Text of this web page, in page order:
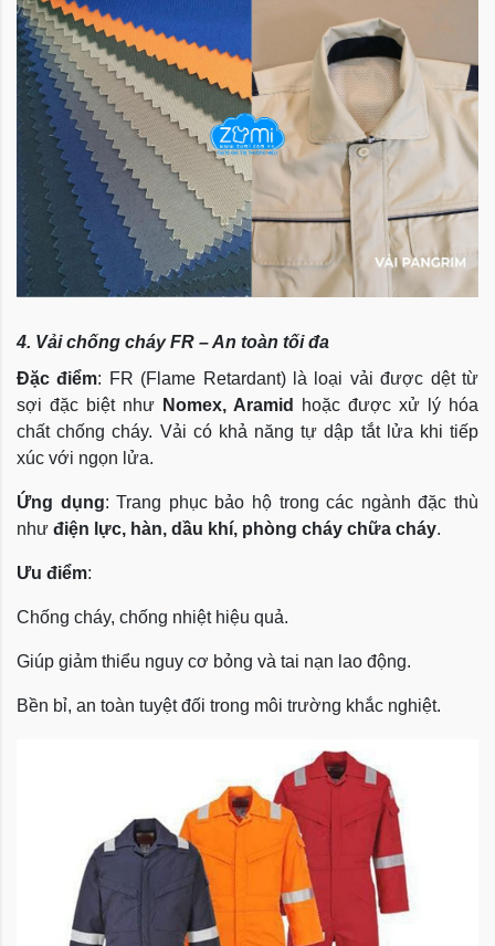
4. Vải chống cháy FR – An toàn tối đa
Đặc điểm: FR (Flame Retardant) là loại vải được dệt từ
sợi đặc biệt như Nomex, Aramid
hoặc được xử lý hóa
chất chống cháy. Vải có khả năng tự dập tắt lửa khi tiếp
xúc với ngọn lửa.
Ứng dụng: Trang phục bảo hộ trong các ngành đặc thù
như điện lực, hàn, dầu khí, phòng cháy chữa cháy.
Ưu điểm:
Chống cháy, chống nhiệt hiệu quả.
Giúp giảm thiểu nguy cơ bỏng và tai nạn lao động.
Bền bỉ, an toàn tuyệt đối trong môi trường khắc nghiệt.